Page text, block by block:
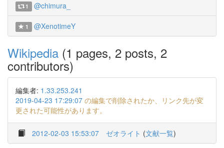
1 @chimura_
1 @XenotimeY
Wikipedia (1 pages, 2 posts, 2
contributors)
編集者: 1.33.253.241
2019-04-23 17:29:07 の編集で削除されたか、リンク先が変
更された可能性があります。
2012-02-03 15:53:07 ゼオライト (文献一覧)